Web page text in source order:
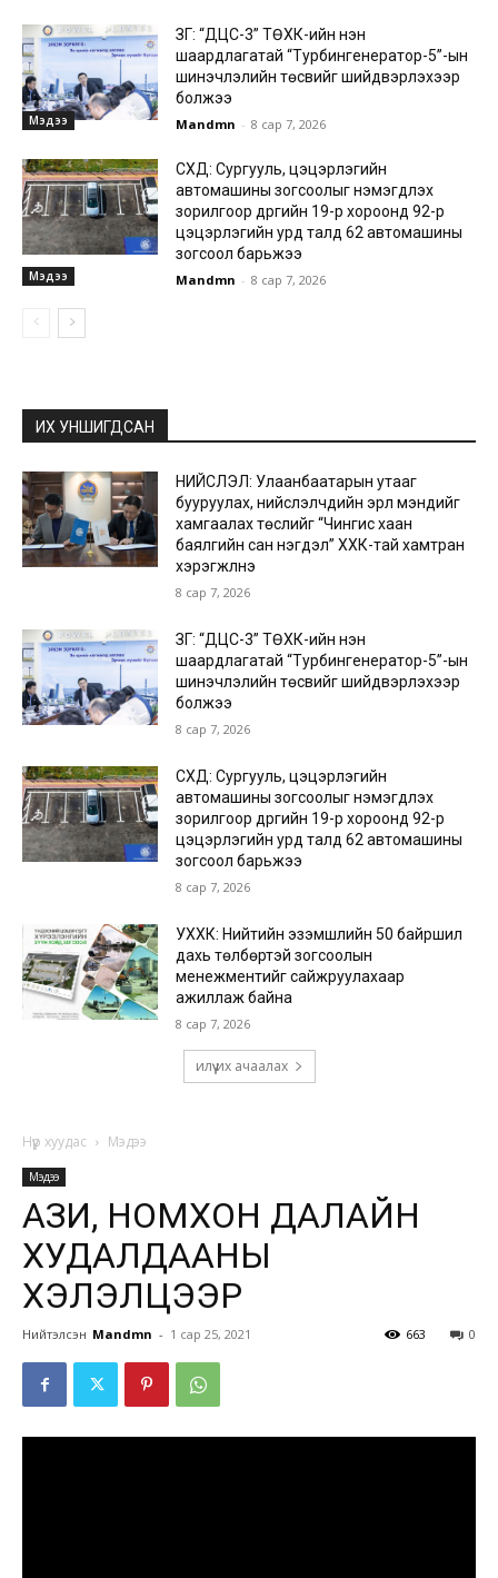
Мэдээ
ЗГ: “ДЦС-3” ТӨХК-ийн нэн
шаардлагатай “Турбингенератор-5”-ын
шинэчлэлийн төсвийг шийдвэрлэхээр
болжээ
Mandmn - 8 сар 7, 2026
Мэдээ
СХД: Сургууль, цэцэрлэгийн
автомашины зогсоолыг нэмэгдүүлэх
зорилгоор дүүргийн 19-р хороонд 92-р
цэцэрлэгийн урд талд 62 автомашины
зогсоол барьжээ
Mandmn - 8 сар 7, 2026
ИХ УНШИГДСАН
НИЙСЛЭЛ: Улаанбаатарын утааг
бууруулах, нийслэлчүүдийн эрүүл мэндийг
хамгаалах төслийг “Чингис хаан
баялгийн сан нэгдэл” ХХК-тай хамтран
хэрэгжүүлнэ
8 сар 7, 2026
ЗГ: “ДЦС-3” ТӨХК-ийн нэн
шаардлагатай “Турбингенератор-5”-ын
шинэчлэлийн төсвийг шийдвэрлэхээр
болжээ
8 сар 7, 2026
СХД: Сургууль, цэцэрлэгийн
автомашины зогсоолыг нэмэгдүүлэх
зорилгоор дүүргийн 19-р хороонд 92-р
цэцэрлэгийн урд талд 62 автомашины
зогсоол барьжээ
8 сар 7, 2026
УХХК: Нийтийн эзэмшлийн 50 байршил
дахь төлбөртэй зогсоолын
менежментийг сайжруулахаар
ажиллаж байна
8 сар 7, 2026
илүү их ачаалах